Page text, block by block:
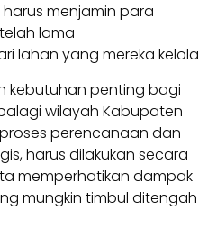
menjamin para
lama
lahan yang mereka kelola
kebutuhan penting bagi
wilayah Kabupaten
perencanaan dan
harus dilakukan secara
memperhatikan dampak
mungkin timbul ditengah